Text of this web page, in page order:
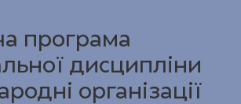
програма
дисципліни
організації